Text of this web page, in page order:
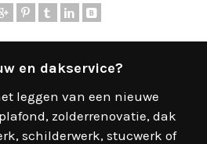
en dakservice?
leggen van een nieuwe
zolderrenovatie, dak
schilderwerk, stucwerk of